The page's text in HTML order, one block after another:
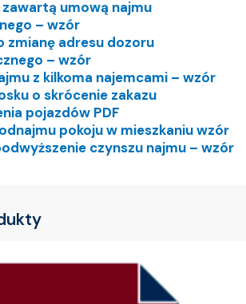
zawartą umową najmu
– wzór
zmianę adresu dozoru
– wzór
z kilkoma najemcami – wzór
o skrócenie zakazu
pojazdów PDF
pokoju w mieszkaniu wzór
czynszu najmu – wzór